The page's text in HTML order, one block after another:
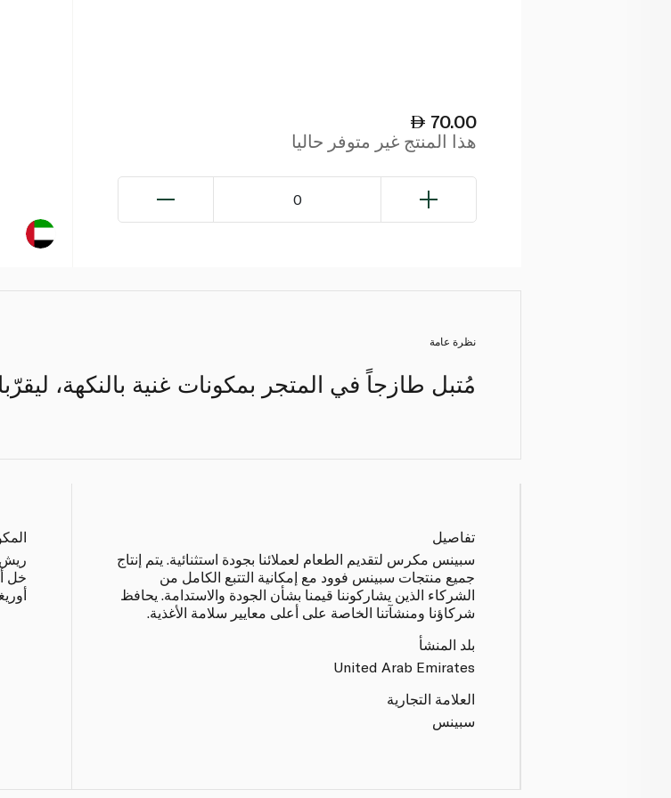
70.00
هذا المنتج غير متوفر حاليا
0
نظرة عامة
مُتبل طازجاً في المتجر بمكونات غنية بالنكهة،
تفاصيل
سبينس مكرس لتقديم الطعام لعملائنا بجودة استثنائية. يتم إنتاج
جميع منتجات سبينس فوود مع إمكانية التتبع الكامل من
الشركاء الذين يشاركوننا قيمنا بشأن الجودة والاستدامة. يحافظ
شركاؤنا ومنشآتنا الخاصة على أعلى معايير سلامة الأغذية.
بلد المنشأ
United Arab Emirates
العلامة التجارية
سبينس
ريش
خل